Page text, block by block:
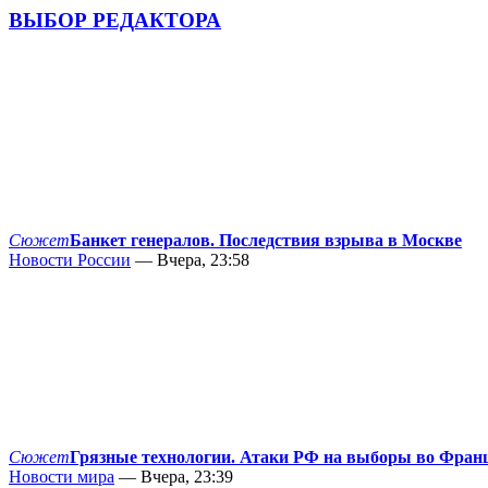
ВЫБОР РЕДАКТОРА
СюжетБанкет генералов. Последствия взрыва в Москве
Новости России — Вчера, 23:58
СюжетГрязные технологии. Атаки РФ на выборы во
Новости мира — Вчера, 23:39